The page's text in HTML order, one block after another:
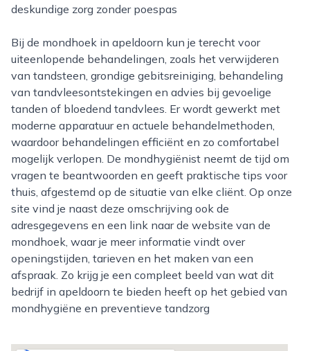
deskundige zorg zonder poespas
bij de mondhoek in apeldoorn kun je terecht voor
uiteenlopende behandelingen, zoals het verwijderen
van tandsteen, grondige gebitsreiniging, behandeling
van tandvleesontstekingen en advies bij gevoelige
tanden of bloedend tandvlees. Er wordt gewerkt met
moderne apparatuur en actuele behandelmethoden,
waardoor behandelingen efficiënt en zo comfortabel
mogelijk verlopen. De mondhygiënist neemt de tijd om
vragen te beantwoorden en geeft praktische tips voor
thuis, afgestemd op de situatie van elke cliënt. Op onze
site vind je naast deze omschrijving ook de
adresgegevens en een link naar de website van de
mondhoek, waar je meer informatie vindt over
openingstijden, tarieven en het maken van een
afspraak. Zo krijg je een compleet beeld van wat dit
bedrijf in apeldoorn te bieden heeft op het gebied van
mondhygiëne en preventieve tandzorg